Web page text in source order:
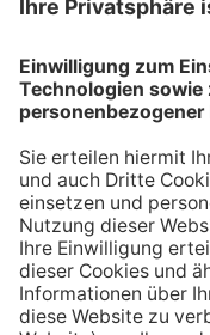
etwas Wasser dabei
hinnehmen.
Tipp #2: Trinke
Über Nacht verliert
den Tag zu starten,
Aufstehen ein
zum Beispiel eine
Bett, damit du
durchführen kannst.